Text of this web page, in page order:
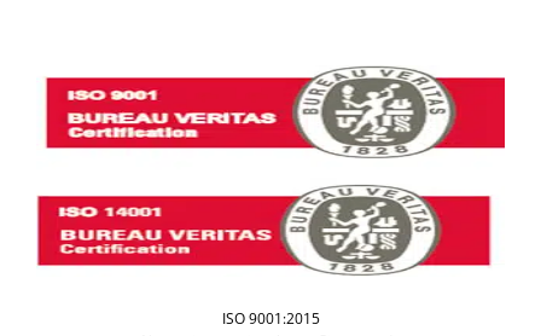
ISO 9001:2015